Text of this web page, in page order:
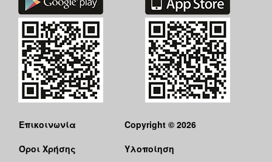
Επικοινωνία
Όροι Χρήσης
Copyright © 2026
Υλοποίηση